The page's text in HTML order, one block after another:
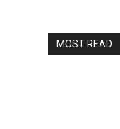
MOST READ